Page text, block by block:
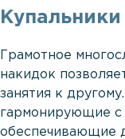
Грамотное
накидок
занятия к
гармонирующие с
обеспечивающие